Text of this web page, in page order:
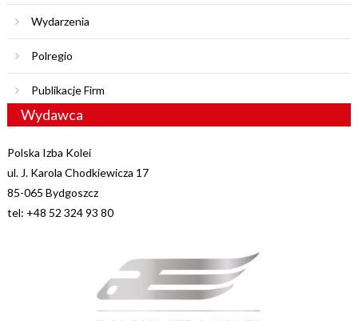
Wydarzenia
Polregio
Publikacje Firm
Wydawca
Polska Izba Kolei
ul. J. Karola Chodkiewicza 17
85-065 Bydgoszcz
tel: +48 52 324 93 80